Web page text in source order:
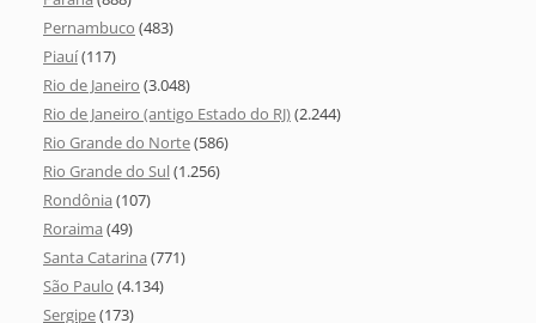
Pernambuco (483)
Piauí(117)
Rio de Janeiro (3.048)
Rio de Janeiro (antigo Estado do RJ)(2.244)
Rio Grande do Norte(586)
Rio Grande do Sul(1.256)
Rondônia (107)
Roraima (49)
Santa Catarina (771)
São Paulo (4.134)
Sergipe(173)